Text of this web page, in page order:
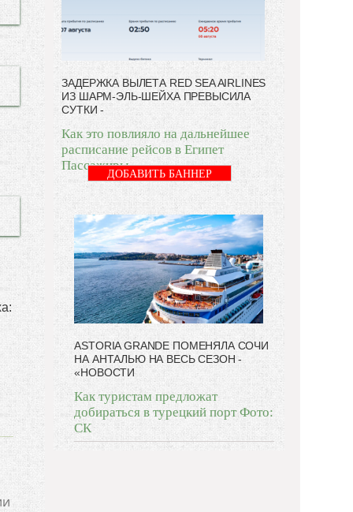
ЗАДЕРЖКА ВЫЛЕТА RED SEA AIRLINES
ИЗ ШАРМ-ЭЛЬ-ШЕЙХА ПРЕВЫСИЛА
СУТКИ -
Как это повлияло на дальнейшее
расписание рейсов в Египет
Пассажиры
ДОБАВИТЬ БАННЕР
ASTORIA GRANDE ПОМЕНЯЛА СОЧИ
НА АНТАЛЬЮ НА ВЕСЬ СЕЗОН -
«НОВОСТИ
Как туристам предложат
добираться в турецкий порт Фото:
СК